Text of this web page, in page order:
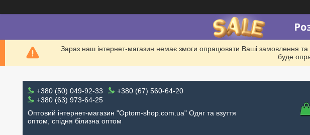
Зараз наш інтернет-магазин немає змоги опрацювати Ваші замовлення
буде
+380 (50) 049-92-33
+380 (67) 560-64-20
+380 (63) 973-64-25
Оптовий інтернет-магазин "Optom-shop.com.ua" Одяг та взуття
оптом, спідня білизна оптом